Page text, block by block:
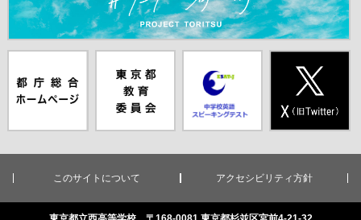
ムページ（別
ウインドウが
員会（別ウイ
ンドウが開き
ピーキングテ
スト（別ウイ
ンドウが開き
（別ウインド
ウが開きま
す）
このサイトについて アクセシビリティ方針